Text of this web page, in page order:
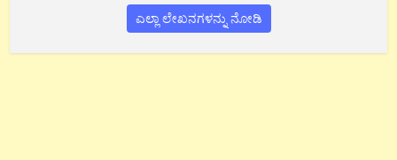
ಎಲ್ಲಾ ಲೇಖನಗಳನ್ನು ನೋಡಿ